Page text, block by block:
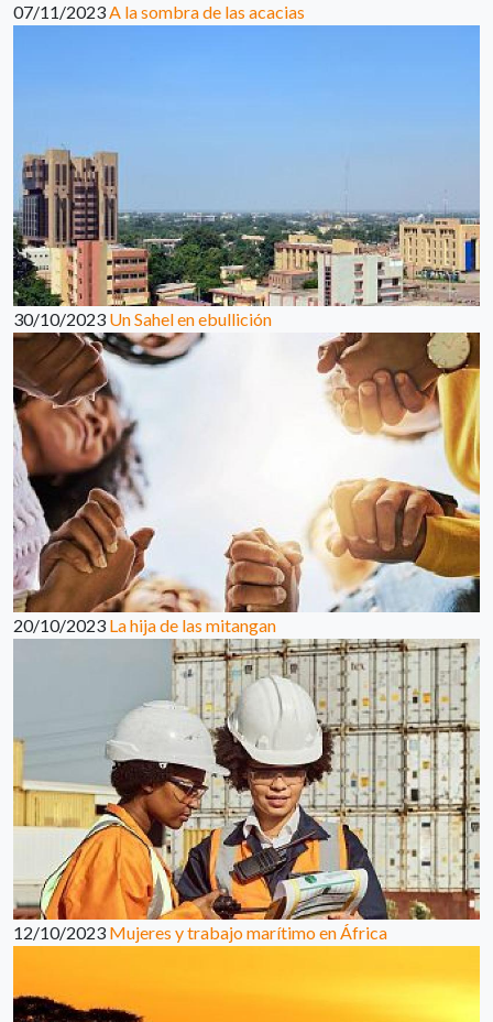
07/11/2023A la sombra de las acacias
30/10/2023 Un Sahel en ebullición
20/10/2023 La hija de las mitangan
12/10/2023 Mujeres y trabajo marítimo en África